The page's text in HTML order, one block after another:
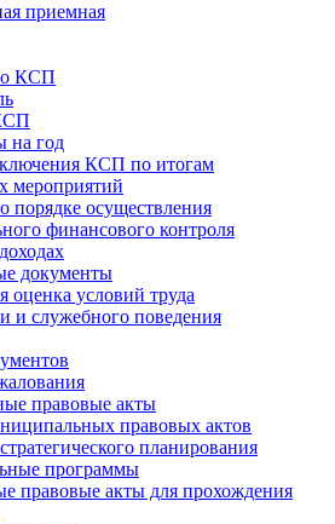
приемная
о КСП
на год
КСП по итогам
мероприятий
порядке осуществления
финансового контроля
документы
оценка условий труда
и служебного поведения
правовые акты
правовых актов
планирования
программы
правовые акты для прохождения